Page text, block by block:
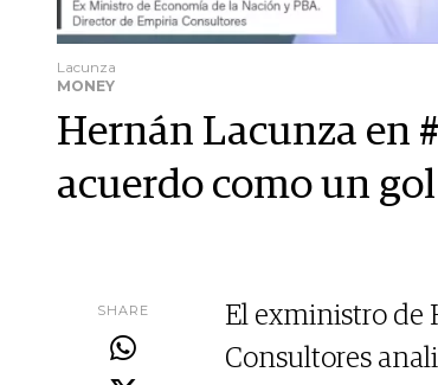
Lacunza
MONEY
Hernán Lacunza en
acuerdo como un
SHARE
El exministro de
Consultores